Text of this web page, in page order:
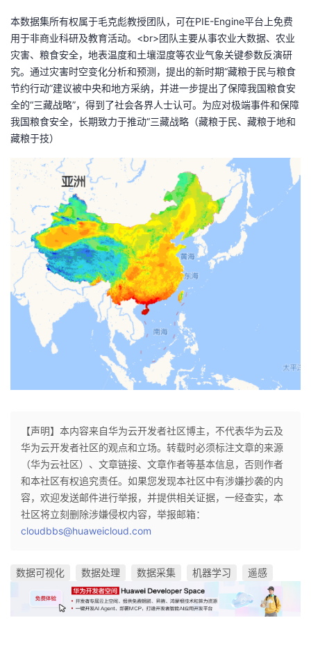
本数据集所有权属于毛克彪教授团队，可在PIE-Engine平台上免费
用于非商业科研及教育活动。<br>团队主要从事农业大数据、农业
灾害、粮食安全，地表温度和土壤湿度等农业气象关键参数反演研
究。通过灾害时空变化分析和预测，提出的新时期“藏粮于民与粮食
节约行动”建议被中央和地方采纳，并进一步提出了保障我国粮食安
全的“三藏战略”，得到了社会各界人士认可。为应对极端事件和保障
我国粮食安全，长期致力于推动“三藏战略（藏粮于民、藏粮于地和
藏粮于技）
【声明】本内容来自华为云开发者社区博主，不代表华为云及
华为云开发者社区的观点和立场。转载时必须标注文章的来源
（华为云社区）、文章链接、文章作者等基本信息，否则作者
和本社区有权追究责任。如果您发现本社区中有涉嫌抄袭的内
容，欢迎发送邮件进行举报，并提供相关证据，一经查实，本
社区将立刻删除涉嫌侵权内容，举报邮箱：
cloudbbs@huaweicloud.com
数据可视化 数据处理 数据采集 机器学习 遥感